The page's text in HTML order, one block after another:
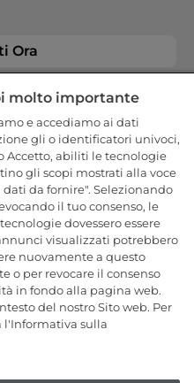
Ora
Unico - SEDE LEGALE: Via
- SEDI AMMINISTRATIVE:
Brugherio (MB) e Via Trento
- Tel.: +39.039.2086.1 - Fax:
35.000.000,00 i.v. - Cod.
di Milano-Monza-Brianza-Lodi
Numero REA: MB-1033934 -
soggetta ad attività di
S.p.A. - Casella PEC:
molto importante
e accediamo ai dati
gli o identificatori univoci,
Accetto, abiliti le tecnologie
gli scopi mostrati alla voce
da fornire". Selezionando
il tuo consenso, le
dovessero essere
visualizzati potrebbero
nuovamente a questo
o per revocare il consenso
in fondo alla pagina web.
del nostro Sito web. Per
sulla